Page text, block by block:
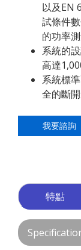
以及EN
試條件
的功率測
系統的
高達
系統標
全的斷
我要諮詢
特點